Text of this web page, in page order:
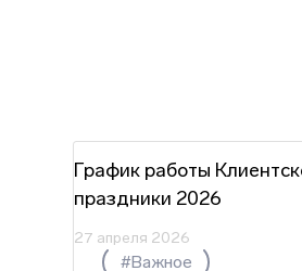
График работы
праздники 2026
27 апреля 2026
#Важное